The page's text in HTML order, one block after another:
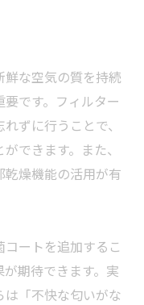
な空気の質を持続
です。フィルター
ずに行うことで、
できます。また、
燥機能の活用が有
ートを追加するこ
期待できます。実
「不快な匂いがな